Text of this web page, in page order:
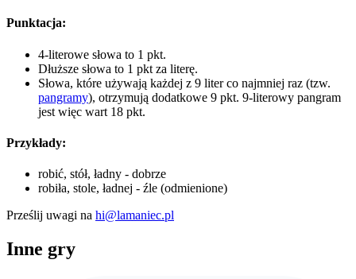
Punktacja:
4-literowe słowa to 1 pkt.
Dłuższe słowa to 1 pkt za literę.
Słowa, które używają każdej z 9 liter co najmniej raz (tzw.
pangramy), otrzymują dodatkowe 9 pkt. 9-literowy pangram
jest więc wart 18 pkt.
Przykłady:
robić, stół, ładny - dobrze
robiła, stole, ładnej - źle (odmienione)
Prześlij uwagi na hi@lamaniec.pl
Inne gry